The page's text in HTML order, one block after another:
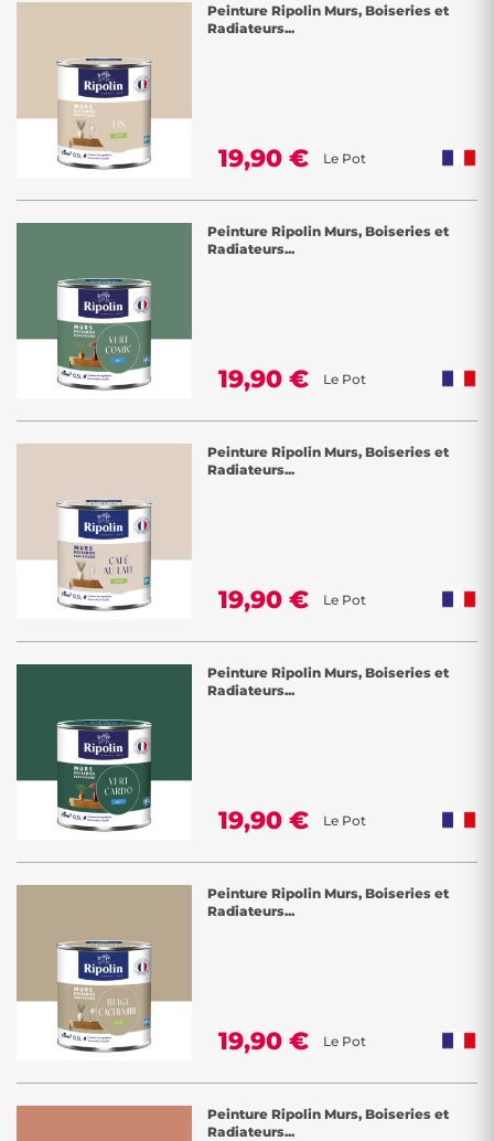
Peinture Ripolin Murs, Boiseries et
Radiateurs...
19,90 € Le Pot
Peinture Ripolin Murs, Boiseries et
Radiateurs...
19,90 € Le Pot
Peinture Ripolin Murs, Boiseries et
Radiateurs...
19,90 € Le Pot
Peinture Ripolin Murs, Boiseries et
Radiateurs...
19,90 € Le Pot
Peinture Ripolin Murs, Boiseries et
Radiateurs...
19,90 € Le Pot
Peinture Ripolin Murs, Boiseries et
Radiateurs...